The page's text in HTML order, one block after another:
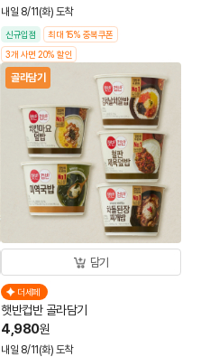
내일 8/11(화) 도착
신규입점
최대 15% 중복쿠폰
3개 사면 20% 할인
골라담기
담기
더세페
햇반컵반 골라담기
4,980원
내일 8/11(화) 도착